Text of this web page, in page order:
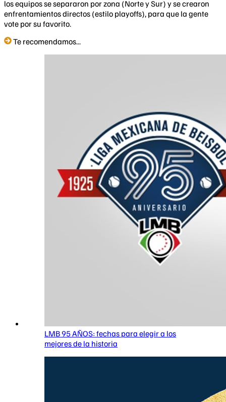
los equipos se separaron por zona (Norte y Sur) y se crearon
enfrentamientos directos (estilo playoffs), para que la gente
vote por su favorito.
Te recomendamos...
LMB 95 AÑOS: fechas para elegir a los
mejores de la historia